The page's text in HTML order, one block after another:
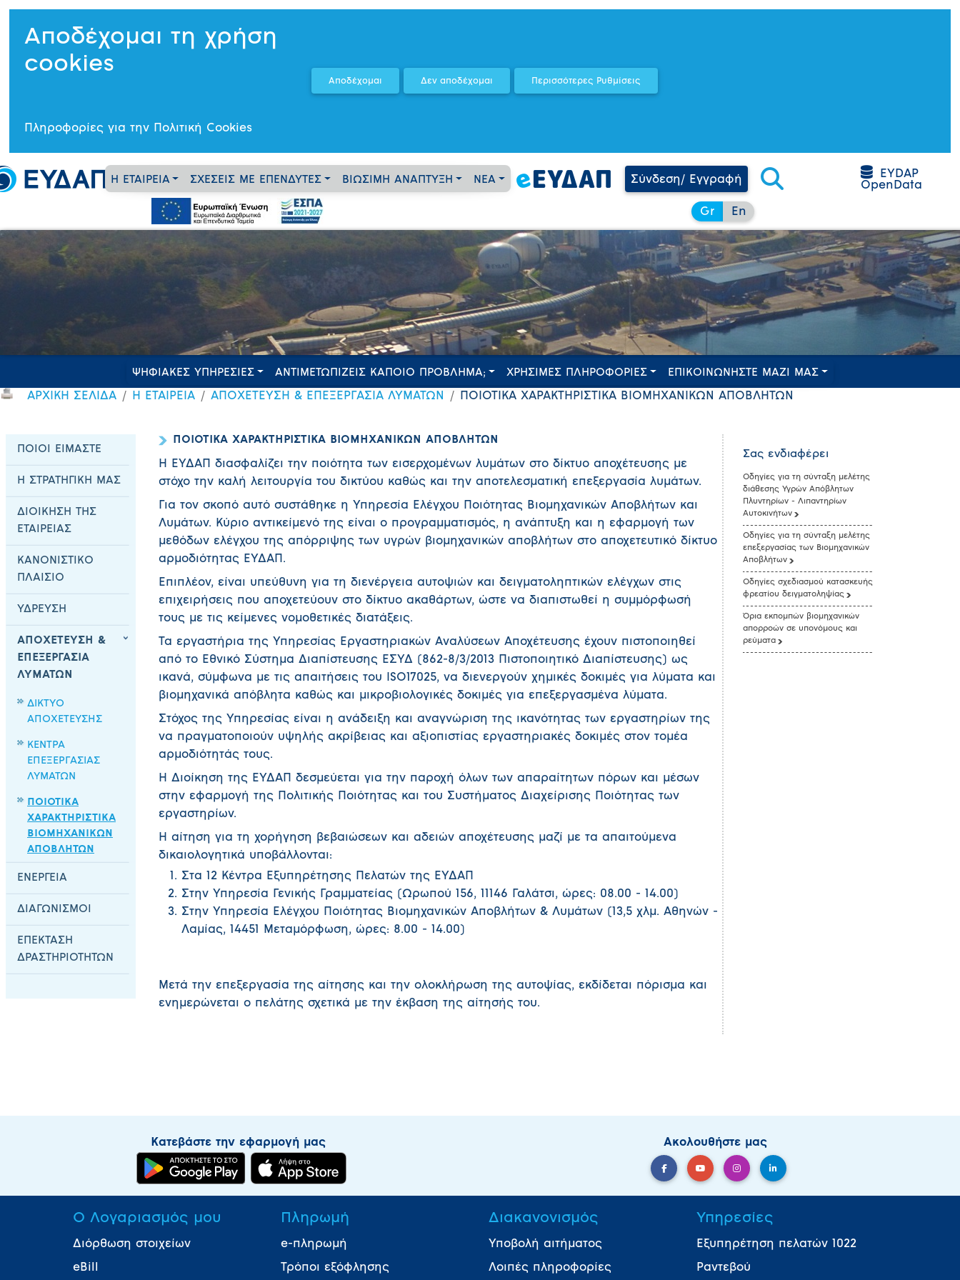
Αποδέχομαι τη χρήση
cookies
Πληροφορίες για την Πολιτική Cookies
Η ΕΤΑΙΡΕΙΑ ΣΧΕΣΕΙΣ ΜΕ ΕΠΕΝΔΥΤΕΣ ΒΙΩΣΙΜΗ ΑΝΑΠΤΥΞΗ ΝΕΑ Σύνδεση/ Εγγραφή
EYDAP
OpenData
Gr En
ΨΗΦΙΑΚΕΣ ΥΠΗΡΕΣΙΕΣ ΑΝΤΙΜΕΤΩΠΙΖΕΙΣ ΚΑΠΟΙΟ ΠΡΟΒΛΗΜΑ; ΧΡΗΣΙΜΕΣ ΠΛΗΡΟΦΟΡΙΕΣ ΕΠΙΚΟΙΝΩΝΗΣΤΕ ΜΑΖΙ ΜΑΣ
ΑΡΧΙΚΗ ΣΕΛΙΔΑ Η ΕΤΑΙΡΕΙΑ ΑΠΟΧΕΤΕΥΣΗ & ΕΠΕΞΕΡΓΑΣΙΑ ΛΥΜΑΤΩΝ ΠΟΙΟΤΙΚΑ ΧΑΡΑΚΤΗΡΙΣΤΙΚΑ ΒΙΟΜΗΧΑΝΙΚΩΝ ΑΠΟΒΛΗΤΩΝ
ΠΟΙΟΙ ΕΙΜΑΣΤΕ
Η ΣΤΡΑΤΗΓΙΚΗ ΜΑΣ
ΔΙΟΙΚΗΣΗ ΤΗΣ
ΕΤΑΙΡΕΙΑΣ
ΚΑΝΟΝΙΣΤΙΚΟ
ΠΛΑΙΣΙΟ
ΥΔΡΕΥΣΗ
ΑΠΟΧΕΤΕΥΣΗ &
ΕΠΕΞΕΡΓΑΣΙΑ
ΛΥΜΑΤΩΝ
ΔΙΚΤΥΟ
ΑΠΟΧΕΤΕΥΣΗΣ
ΚΕΝΤΡΑ
ΕΠΕΞΕΡΓΑΣΙΑΣ
ΛΥΜΑΤΩΝ
ΠΟΙΟΤΙΚΑ
ΧΑΡΑΚΤΗΡΙΣΤΙΚΑ
ΒΙΟΜΗΧΑΝΙΚΩΝ
ΑΠΟΒΛΗΤΩΝ
ΕΝΕΡΓΕΙΑ
ΔΙΑΓΩΝΙΣΜΟΙ
ΕΠΕΚΤΑΣΗ
ΔΡΑΣΤΗΡΙΟΤΗΤΩΝ
ΠΟΙΟΤΙΚΑ ΧΑΡΑΚΤΗΡΙΣΤΙΚΑ ΒΙΟΜΗΧΑΝΙΚΩΝ ΑΠΟΒΛΗΤΩΝ
Η ΕΥΔΑΠ διασφαλίζει την ποιότητα των εισερχομένων λυμάτων στο δίκτυο αποχέτευσης με
στόχο την καλή λειτουργία του δικτύου καθώς και την αποτελεσματική επεξεργασία λυμάτων.
Για τον σκοπό αυτό συστάθηκε η Υπηρεσία Ελέγχου Ποιότητας Βιομηχανικών Αποβλήτων και
Λυμάτων. Κύριο αντικείμενό της είναι ο προγραμματισμός, η ανάπτυξη και η εφαρμογή των
μεθόδων ελέγχου της απόρριψης των υγρών βιομηχανικών αποβλήτων στο αποχετευτικό δίκτυο
αρμοδιότητας ΕΥΔΑΠ.
Επιπλέον, είναι υπεύθυνη για τη διενέργεια αυτοψιών και δειγματοληπτικών ελέγχων στις
επιχειρήσεις που αποχετεύουν στο δίκτυο ακαθάρτων, ώστε να διαπιστωθεί η συμμόρφωσή
τους με τις κείμενες νομοθετικές διατάξεις.
Τα εργαστήρια της Υπηρεσίας Εργαστηριακών Αναλύσεων Αποχέτευσης έχουν πιστοποιηθεί
από το Εθνικό Σύστημα Διαπίστευσης ΕΣΥΔ (862-8/3/2013 Πιστοποιητικό Διαπίστευσης) ως
ικανά, σύμφωνα με τις απαιτήσεις του ISO17025, να διενεργούν χημικές δοκιμές για λύματα και
βιομηχανικά απόβλητα καθώς και μικροβιολογικές δοκιμές για επεξεργασμένα λύματα.
Στόχος της Υπηρεσίας είναι η ανάδειξη και αναγνώριση της ικανότητας των εργαστηρίων της
να πραγματοποιούν υψηλής ακρίβειας και αξιοπιστίας εργαστηριακές δοκιμές στον τομέα
αρμοδιότητάς τους.
Η Διοίκηση της ΕΥΔΑΠ δεσμεύεται για την παροχή όλων των απαραίτητων πόρων και μέσων
στην εφαρμογή της Πολιτικής Ποιότητας και του Συστήματος Διαχείρισης Ποιότητας των
εργαστηρίων.
Η αίτηση για τη χορήγηση βεβαιώσεων και αδειών αποχέτευσης μαζί με τα απαιτούμενα
δικαιολογητικά υποβάλλονται:
Στα 12 Κέντρα Εξυπηρέτησης Πελατών της ΕΥΔΑΠ
Στην Υπηρεσία Γενικής Γραμματείας (Ωρωπού 156, 11146 Γαλάτσι, ώρες: 08.00 - 14.00)
Στην Υπηρεσία Ελέγχου Ποιότητας Βιομηχανικών Αποβλήτων & Λυμάτων (13,5 χλμ. Αθηνών -
Λαμίας, 14451 Μεταμόρφωση, ώρες: 8.00 - 14.00)
Μετά την επεξεργασία της αίτησης και την ολοκλήρωση της αυτοψίας, εκδίδεται πόρισμα και
ενημερώνεται ο πελάτης σχετικά με την έκβαση της αίτησής του.
Σας ενδιαφέρει
Οδηγίες για τη σύνταξη μελέτης
διάθεσης Υγρών Απόβλητων
Πλυντηρίων - Λιπαντηρίων
Αυτοκινήτων
Οδηγίες για τη σύνταξη μελέτης
επεξεργασίας των Βιομηχανικών
Αποβλήτων
Οδηγίες σχεδιασμού κατασκευής
φρεατίου δειγματοληψίας
Όρια εκπομπών βιομηχανικών
απορροών σε υπονόμους και
ρεύματα
Κατεβάστε την εφαρμογή μας Ακολουθήστε μας
Ο Λογαριασμός μου
Διόρθωση στοιχείων
eBill
Πληρωμή
e-πληρωμή
Τρόποι εξόφλησης
Διακανονισμός
Υποβολή αιτήματος
Λοιπές πληροφορίες
Υπηρεσίες
Εξυπηρέτηση πελατών 1022
Ραντεβού